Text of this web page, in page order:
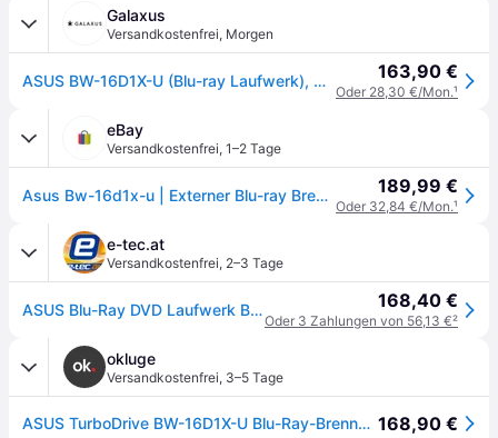
Galaxus
Versandkostenfrei, Morgen
ASUS BW-16D1X-U (Blu-ray Laufwerk), Optisches Laufwerk, Schwarz 163,90 €
Oder 28,30 €/Mon.¹
eBay
Versandkostenfrei, 1–2 Tage
Asus Bw-16d1x-u | Externer Blu-ray Brenner 189,99 €
Oder 32,84 €/Mon.¹
e-tec.at
Versandkostenfrei, 2–3 Tage
ASUS Blu-Ray DVD Laufwerk BW-16D1X-U - Extern - Schwarz 168,40 €
Oder 3 Zahlungen von 56,13 €²
okluge
Versandkostenfrei, 3–5 Tage
ASUS TurboDrive BW-16D1X-U Blu-Ray-Brenner M-Disc Windows und MacOS kompatibel USB 3.2 Nero BackItUp 168,90 €